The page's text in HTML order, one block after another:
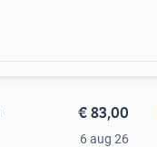
€ 83,00
6 aug 26